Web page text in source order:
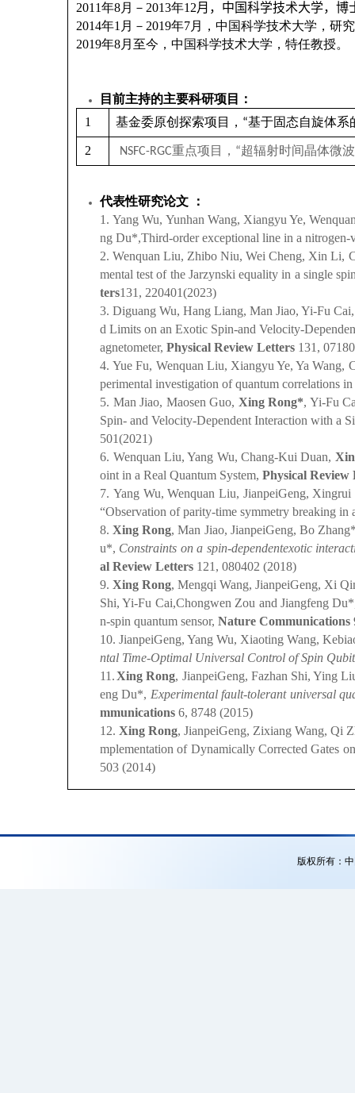
2011年8月－ 2013年12月 ，中国科学技术大学，博
2014年1 月 － 2019年7月，中国科学技术大学，研
2019年8月至今，中国科学技术大学，特任教授。
目前主持的主要科研项目：
1
基金委原创探索项目， “基于固态自旋体系
2 NSFC-RGC重点项目 ， “超辐射时间晶体微
代表性研究论文 ：
1. Yang Wu, Yunhan Wang, Xiangyu Ye,
ng Du*,Third-order exceptional line in a nitrogen-
2. Wenquan Liu, Zhibo Niu, Wei Cheng, Xin Li,
mental test of the Jarzynski equality in a single
ters131, 220401(2023)
3. Diguang Wu, Hang Liang, Man Jiao, Yi-Fu
d Limits on an Exotic Spin-and Velocity-
agnetometer, Physical Review Letters 131,
4. Yue Fu, Wenquan Liu, Xiangyu Ye, Ya
perimental investigation of quantum correlations
5. Man Jiao, Maosen Guo, Xing Rong*, Yi-Fu
Spin- and Velocity-Dependent Interaction with a
501(2021)
6. Wenquan Liu, Yang Wu, Chang-Kui Duan,
oint in a Real Quantum System, Physical Review
7. Yang Wu, Wenquan Liu, JianpeiGeng,
“Observation of parity-time symmetry breaking in
8. Xing Rong, Man Jiao, JianpeiGeng, Bo
u*, Constraints on a spin-dependentexotic
al Review Letters 121, 080402 (2018)
9. Xing Rong, Mengqi Wang, JianpeiGeng, Xi
Shi, Yi-Fu Cai,Chongwen Zou and Jiangfeng
n-spin quantum sensor, Nature Communications
10. JianpeiGeng, Yang Wu, Xiaoting Wang,
ntal Time-Optimal Universal Control of Spin
11.Xing Rong, JianpeiGeng, Fazhan Shi, Ying
eng Du*, Experimental fault-tolerant universal
mmunications 6, 8748 (2015)
12.Xing Rong, JianpeiGeng, Zixiang Wang, Qi
mplementation of Dynamically Corrected Gates
503 (2014)
版权所有：